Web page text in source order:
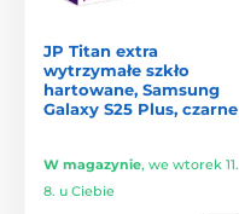
JP Titan extra
wytrzymałe szkło
hartowane, Samsung
Galaxy S25 Plus, czarne
W magazynie, we wtorek 11.
8. u Ciebie